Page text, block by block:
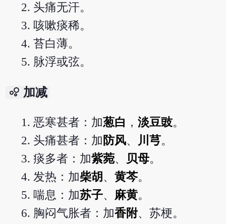
头痛无汗。
咳嗽痰稀。
苔白薄。
脉浮或弦。
bubble_chart 加减
恶寒甚者：加葱白 ，淡豆豉。
头痛甚者：加 防风、 川芎。
痰多者：加紫菀、 贝母。
发热：加柴胡 、黄芩。
喘息：加苏子、 麻黄。
胸闷气胀者：加香附、苏梗。